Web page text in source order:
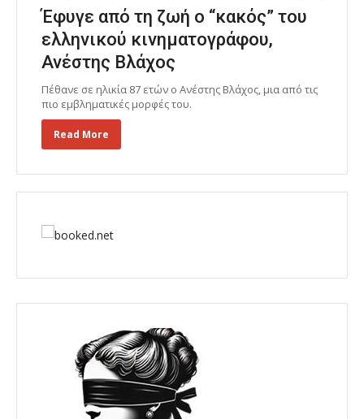
Έφυγε από τη ζωή ο “κακός” του
ελληνικού κινηματογράφου,
Ανέστης Βλάχος
Πέθανε σε ηλικία 87 ετών ο Ανέστης Βλάχος, μια από τις
πιο εμβληματικές μορφές του.
Read More